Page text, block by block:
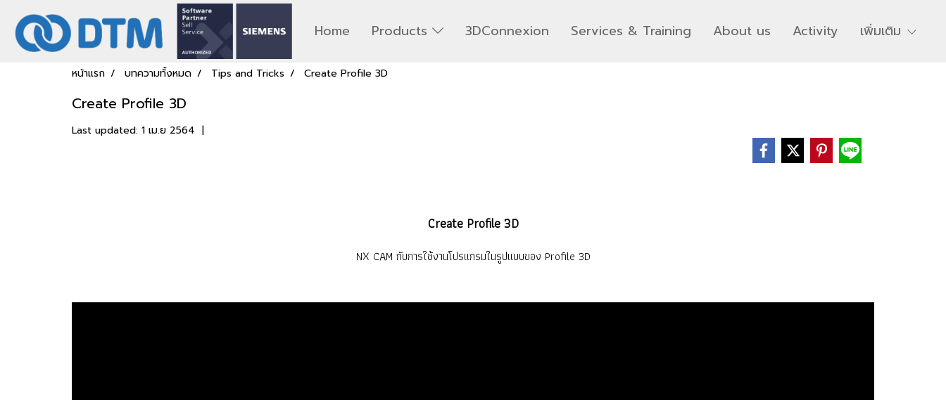
Home Products 3DConnexion Services & Training About us Activity เพิ่มเติม
หน้าแรก บทความทั้งหมด Tips and Tricks Create Profile 3D
Create Profile 3D
Last updated: 1 เม.ย 2564 |
Create Profile 3D
NX CAM กับการใช้งานโปรแกรมในรูปแบบของ Profile 3D